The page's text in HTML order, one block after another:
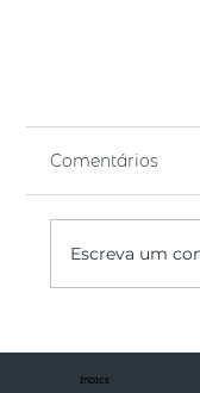
Comentários
Escreva um
ÍNDICE